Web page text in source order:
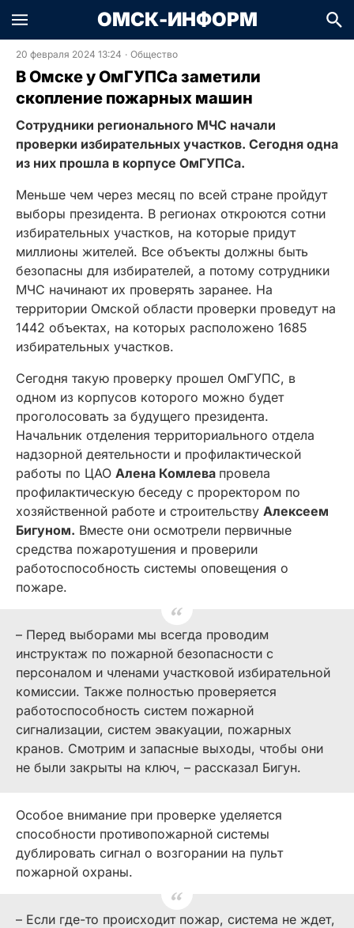
ОМСК-ИНФОРМ
20 февраля 2024 13:24 · Общество
В Омске у ОмГУПСа заметили
скопление пожарных машин
Сотрудники регионального МЧС начали
проверки избирательных участков. Сегодня одна
из них прошла в корпусе ОмГУПСа.
Меньше чем через месяц по всей стране пройдут
выборы президента. В регионах откроются сотни
избирательных участков, на которые придут
миллионы жителей. Все объекты должны быть
безопасны для избирателей, а потому сотрудники
МЧС начинают их проверять заранее. На
территории Омской области проверки проведут на
1442 объектах, на которых расположено 1685
избирательных участков.
Сегодня такую проверку прошел ОмГУПС, в
одном из корпусов которого можно будет
проголосовать за будущего президента.
Начальник отделения территориального отдела
надзорной деятельности и профилактической
работы по ЦАО Алена Комлева провела
профилактическую беседу с проректором по
хозяйственной работе и строительству Алексеем
Бигуном. Вместе они осмотрели первичные
средства пожаротушения и проверили
работоспособность системы оповещения о
пожаре.
– Перед выборами мы всегда проводим
инструктаж по пожарной безопасности с
персоналом и членами участковой избирательной
комиссии. Также полностью проверяется
работоспособность систем пожарной
сигнализации, систем эвакуации, пожарных
кранов. Смотрим и запасные выходы, чтобы они
не были закрыты на ключ, – рассказал Бигун.
Особое внимание при проверке уделяется
способности противопожарной системы
дублировать сигнал о возгорании на пульт
пожарной охраны.
– Если где-то происходит пожар, система не ждет,